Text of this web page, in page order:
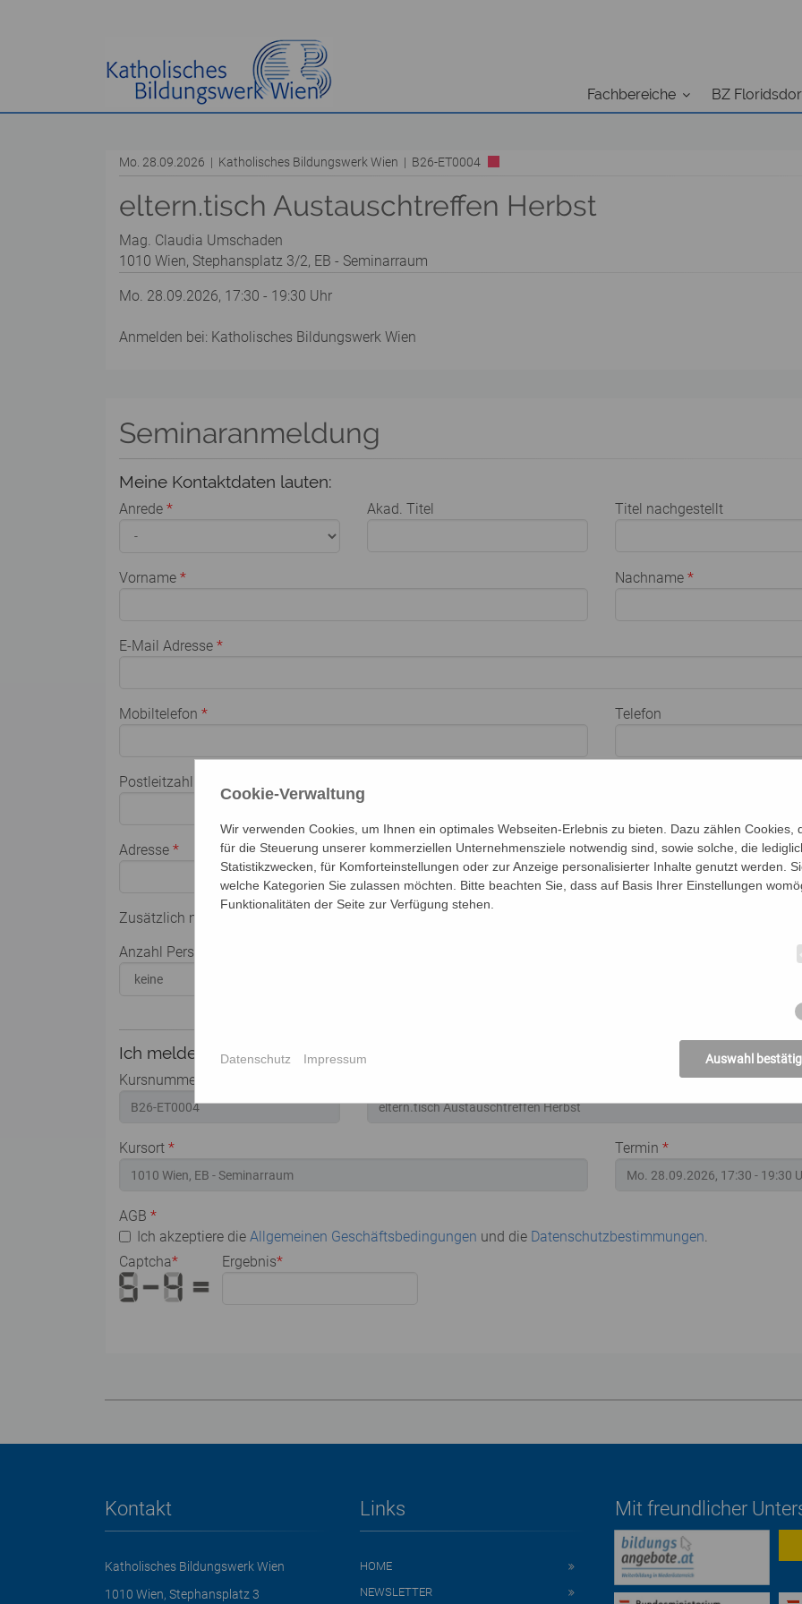
Fachbereiche BZ
Mo. 28.09.2026 | Katholisches Bildungswerk Wien | B26-ET0004
eltern.tisch Austauschtreffen Herbst
Mag. Claudia Umschaden
1010 Wien, Stephansplatz 3/2, EB - Seminarraum
Mo. 28.09.2026, 17:30 - 19:30 Uhr
Anmelden bei: Katholisches Bildungswerk Wien
Seminaranmeldung
Meine Kontaktdaten lauten:
Anrede * Akad. Titel Titel nachgestellt
Vorname * Nachname *
E-Mail Adresse *
Mobiltelefon * Telefon
Postleitzahl
Adresse *
Zusätzlich melde ich weitere Personen für diese Veranstaltung an:
Anzahl Personen
Ich melde mich für folgende Veranstaltung an:
Kursnummer
Kursort * Termin *
AGB *
Ich akzeptiere die Allgemeinen Geschäftsbedingungen und die Datenschutzbestimmungen.
Captcha* Ergebnis*
Kontakt
Katholisches Bildungswerk Wien
1010 Wien, Stephansplatz 3
Links
HOME
NEWSLETTER
Mit freundlicher
Cookie-Verwaltung
Wir verwenden Cookies, um Ihnen ein optimales Webseiten-Erlebnis zu bieten. Dazu zählen Cookies,
für die Steuerung unserer kommerziellen Unternehmensziele notwendig sind, sowie solche, die
Statistikzwecken, für Komforteinstellungen oder zur Anzeige personalisierter Inhalte genutzt werden.
welche Kategorien Sie zulassen möchten. Bitte beachten Sie, dass auf Basis Ihrer Einstellungen
Funktionalitäten der Seite zur Verfügung stehen.
Auswahl
Datenschutz Impressum